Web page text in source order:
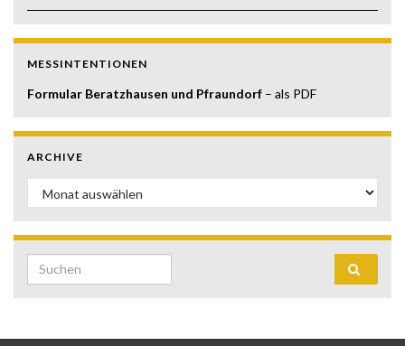
MESSINTENTIONEN
Formular Beratzhausen und Pfraundorf – als PDF
ARCHIVE
Archive
Search for: